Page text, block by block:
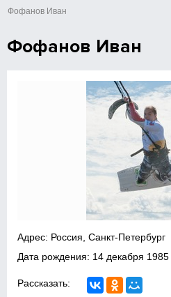
Фофанов Иван
Фофанов Иван
Адрес: Россия, Санкт-Петербург
Дата рождения: 14 декабря 1985
Рассказать: